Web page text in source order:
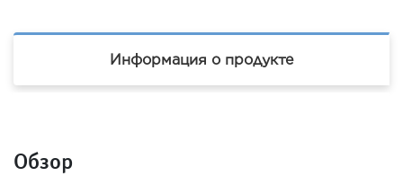
Информация о продукте
Обзор